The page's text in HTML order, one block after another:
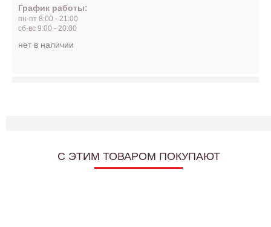
График работы:
пн-пт 8:00 - 21:00
сб-вс 9:00 - 20:00
нет в наличии
C ЭТИМ ТОВАРОМ ПОКУПАЮТ